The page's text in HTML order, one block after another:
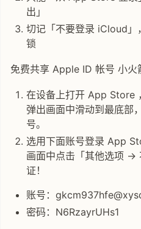
出」
切记「不要登录 iCloud」
锁
免费共享 Apple ID 帐号 小火
在设备上打开 App Store
弹出画面中滑动到最底部
号。
选用下面账号登录 App
画面中点击「其他选项 ->
证！
账号：
密码：N6RzayrUHs1